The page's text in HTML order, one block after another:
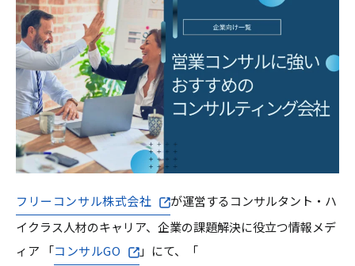
フリーコンサル株式会社
が運営するコンサルタント・ハ
イクラス人材のキャリア、企業の課題解決に役立つ情報メデ
ィア 「コンサルGO
」にて、「